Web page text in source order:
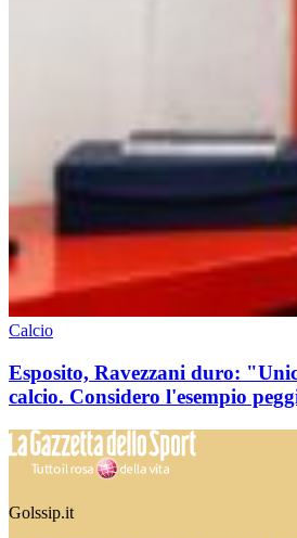
Calcio
Esposito, Ravezzani duro:
calcio. Considero l'esempio
Golssip.it